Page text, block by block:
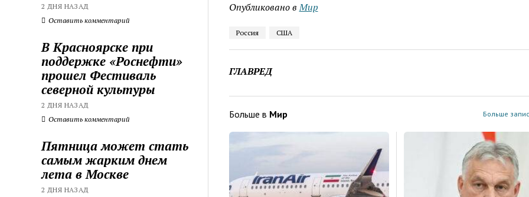
2 ДНЯ НАЗАД
Оставить комментарий
В Красноярске при
поддержке «Роснефти»
прошел Фестиваль
северной культуры
2 ДНЯ НАЗАД
Оставить комментарий
Пятница может стать
самым жарким днем
лета в Москве
2 ДНЯ НАЗАД
Опубликовано в Мир
Россия США
ГЛАВРЕД
Больше в Мир Больше